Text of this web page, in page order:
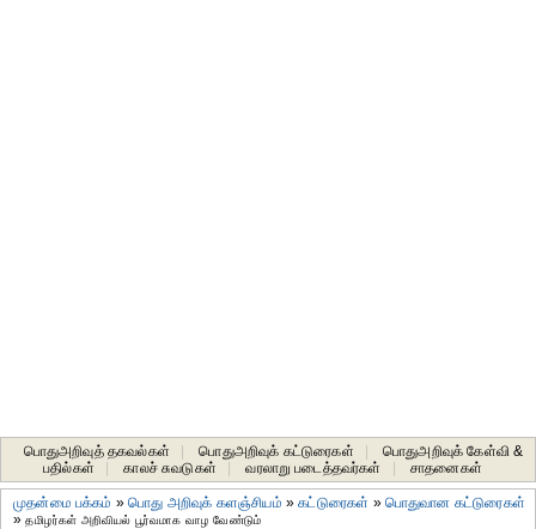
பொதுஅறிவுத் தகவல்கள் பொதுஅறிவுக் கட்டுரைகள்
பொதுஅறிவுக் கேள்வி &
பதில்கள்
காலச் சுவடுகள் வரலாறு படைத்தவர்கள் சாதனைகள்‎
முதன்மை பக்கம் »பொது அறிவுக் களஞ்சியம் »கட்டுரைகள் » பொதுவான கட்டுரைகள்
»தமிழர்கள் அறிவியல் பூர்வமாக வாழ வேண்டும்